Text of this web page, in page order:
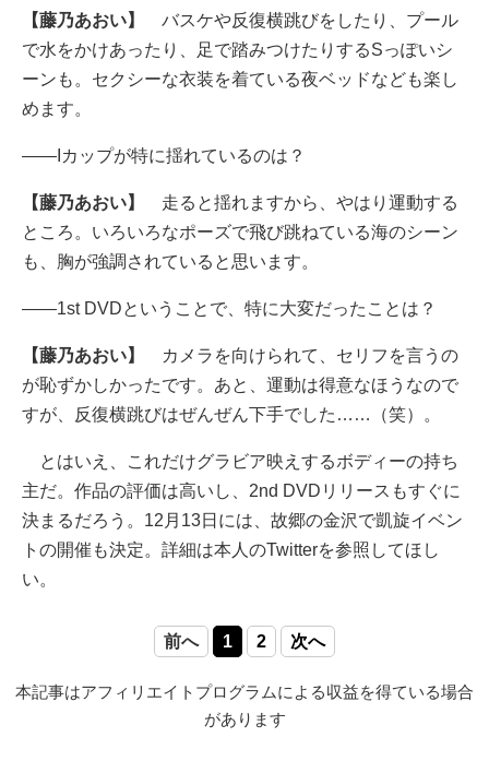
【藤乃あおい】
バスケや反復横跳びをしたり、プール
で水をかけあったり、足で踏みつけたりするSっぽいシ
ーンも。セクシーな衣装を着ている夜ベッドなども楽し
めます。
――Iカップが特に揺れているのは？
【藤乃あおい】
走ると揺れますから、やはり運動する
ところ。いろいろなポーズで飛び跳ねている海のシーン
も、胸が強調されていると思います。
――1st DVDということで、特に大変だったことは？
【藤乃あおい】
カメラを向けられて、セリフを言うの
が恥ずかしかったです。あと、運動は得意なほうなので
すが、反復横跳びはぜんぜん下手でした……（笑）。
とはいえ、これだけグラビア映えするボディーの持ち
主だ。作品の評価は高いし、2nd DVDリリースもすぐに
決まるだろう。12月13日には、故郷の金沢で凱旋イベン
トの開催も決定。詳細は本人のTwitterを参照してほし
い。
前へ 1 2 次へ
本記事はアフィリエイトプログラムによる収益を得ている場合
があります